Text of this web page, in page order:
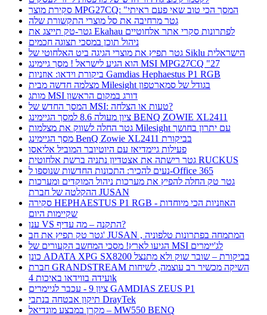
סקירת מוצר MPG27CQ: "המסך הכי טוב שאי פעם ראיתי
גטר מרחיבה את סל מוצרי התקשורת שלה
גטר-טק תייצג את Ekahau לפתרונות סקרי אתר אלחוטיים
ניהול תוכן במסכי תצוגה חכמים
גטר תפיץ את מוצרי הגיגה ביט האלחוטי של Siklu הישראלית
הוא הגיע לישראל ! מסך גיימינג MSI MPG27CQ "27
ביקורת וידאו: אוזניות Gamdias Hephaestus P1 RGB
מצלמה חדשה מבית Milesight בגודל של סמארטפון
מותג MSI דורג במקום הראשון
המסך החדש של MSI: טעות או הצלחה?
ציון מעולה 8.6 למסך הגיימינג BENQ ZOWIE XL2411
גטר החלה לשווק את מצלמות Milesight עם יתרון בחושך
מסך הגיימינג BenQ Zowie XL2411 בביקורת
פעילות גיימדיאז עם היוטיובר המוביל אליאסו
גטר רישתה את אצטדיון נתניה ברשת אלחוטית RUCKUS
נעים להכיר: התכונות החדשות שנוספו ל-Office 365
גטר טק החלה להפיץ את מערכות ניהול המוקדים ומערכות
ההקלטה של חברת JUSAN
סקירה HEPHAESTUS P1 RGB - האוזניות הכי מיוחדות
שקיימות היום
ענן VS התקנה – מה עדיף?
גטר טק תפיץ את חב' JUSAN , המתמחה בפתרונות טלפוניה
הגיעו לארץ! מסכי המחשב הקעורים של MSI לג'יימרים
כונן ADATA XPG SX8200 בביקורת – שובר שוק ולא מתנצל
חברת GRANDSTREAM השיקה מכשיר רב עוצמה, לשיחות
ועידה בווידאו באיכות 4k
ציון 9 - עכבר לגיימרים GAMDIAS ZEUS P1
תיקון אבטחה בנתבי DrayTek
מקרן במבצע מונדיאל – MW550 BENQ